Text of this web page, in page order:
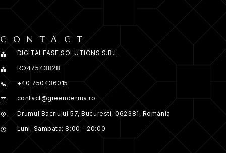
CONTACT
DIGITALEASE SOLUTIONS S.R.L.
RO47543828
+40 750436015
contact@greenderma.ro
Drumul Bacriului 57, Bucuresti, 062381, România
Luni-Sambata: 8:00 - 20:00